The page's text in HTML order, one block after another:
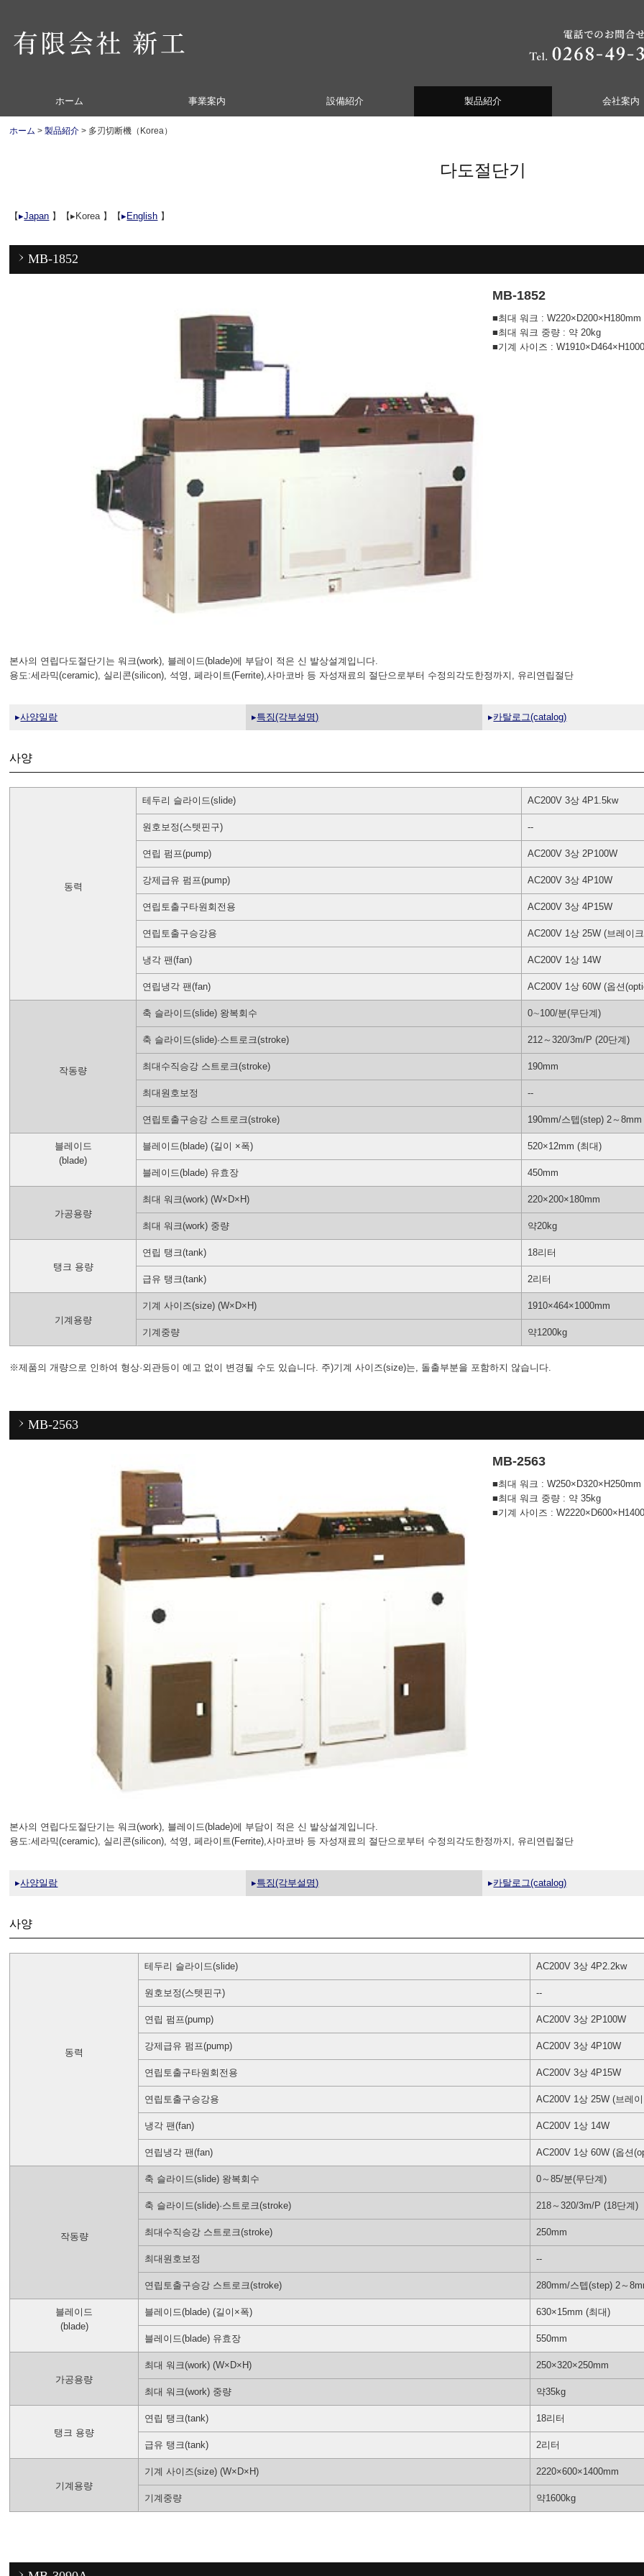
ホーム 事業案内 設備紹介 製品紹介 会社案内
ホーム 製品紹介 多刃切断機（Korea）
다도절단기
【▸Japan 】【▸Korea 】【▸English 】
MB-1852
MB-1852
■최대 워크 : W220×D200×H180mm
■최대 워크 중량 : 약 20kg
■기계 사이즈 :
본사의 연립다도절단기는 워크(work), 블레이드(blade)에 부담이 적은 신 발상설계입니다.
용도:세라믹(ceramic), 실리콘(silicon), 석영, 페라이트(Ferrite),사마코바 등 자성재료의 절단으로부터 수정의각도한정까지, 유리연립절단
▸사양일람 ▸특징(각부설명) ▸카탈로그(catalog)
사양
동력
테두리 슬라이드(slide) AC200V 3상 4P1.5kw
원호보정(스텟핀구) --
연립 펌프(pump) AC200V 3상 2P100W
강제급유 펌프(pump) AC200V 3상 4P10W
연립토출구타원회전용 AC200V 3상 4P15W
연립토출구승강용 AC200V 1상 25W (브레이
냉각 팬(fan) AC200V 1상 14W
연립냉각 팬(fan) AC200V 1상 60W (옵션
작동량
축 슬라이드(slide) 왕복회수 0∼100/분(무단계)
축 슬라이드(slide)·스트로크(stroke) 212～320/3m/P (20단계)
최대수직승강 스트로크(stroke) 190mm
최대원호보정 --
연립토출구승강 스트로크(stroke) 190mm/스텝(step) 2～
블레이드
(blade)
블레이드(blade) (길이 ×폭) 520×12mm (최대)
블레이드(blade) 유효장 450mm
가공용량
최대 워크(work) (W×D×H) 220×200×180mm
최대 워크(work) 중량 약20kg
탱크 용량
연립 탱크(tank) 18리터
급유 탱크(tank) 2리터
기계용량
기계 사이즈(size) (W×D×H) 1910×464×1000mm
기계중량 약1200kg
※제품의 개량으로 인하여 형상·외관등이 예고 없이 변경될 수도 있습니다. 주)기계 사이즈(size)는, 돌출부분을 포함하지 않습니다.
MB-2563
MB-2563
■최대 워크 : W250×D320×H250mm
■최대 워크 중량 : 약 35kg
■기계 사이즈 :
본사의 연립다도절단기는 워크(work), 블레이드(blade)에 부담이 적은 신 발상설계입니다.
용도:세라믹(ceramic), 실리콘(silicon), 석영, 페라이트(Ferrite),사마코바 등 자성재료의 절단으로부터 수정의각도한정까지, 유리연립절단
▸사양일람 ▸특징(각부설명) ▸카탈로그(catalog)
사양
동력
테두리 슬라이드(slide) AC200V 3상 4P2.2kw
원호보정(스텟핀구) --
연립 펌프(pump) AC200V 3상 2P100W
강제급유 펌프(pump) AC200V 3상 4P10W
연립토출구타원회전용 AC200V 3상 4P15W
연립토출구승강용 AC200V 1상 25W (브레
냉각 팬(fan) AC200V 1상 14W
연립냉각 팬(fan) AC200V 1상 60W (옵션
작동량
축 슬라이드(slide) 왕복회수 0～85/분(무단계)
축 슬라이드(slide)·스트로크(stroke) 218～320/3m/P (18단계)
최대수직승강 스트로크(stroke) 250mm
최대원호보정 --
연립토출구승강 스트로크(stroke) 280mm/스텝(step) 2～
블레이드
(blade)
블레이드(blade) (길이×폭) 630×15mm (최대)
블레이드(blade) 유효장 550mm
가공용량
최대 워크(work) (W×D×H) 250×320×250mm
최대 워크(work) 중량 약35kg
탱크 용량
연립 탱크(tank) 18리터
급유 탱크(tank) 2리터
기계용량
기계 사이즈(size) (W×D×H) 2220×600×1400mm
기계중량 약1600kg